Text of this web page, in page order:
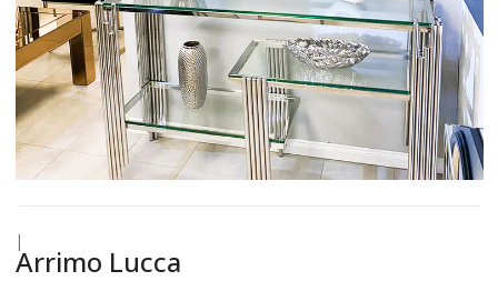
|
Arrimo Lucca